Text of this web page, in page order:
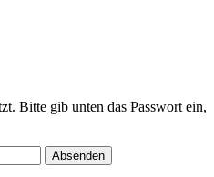
Bitte gib unten das Passwort ein,